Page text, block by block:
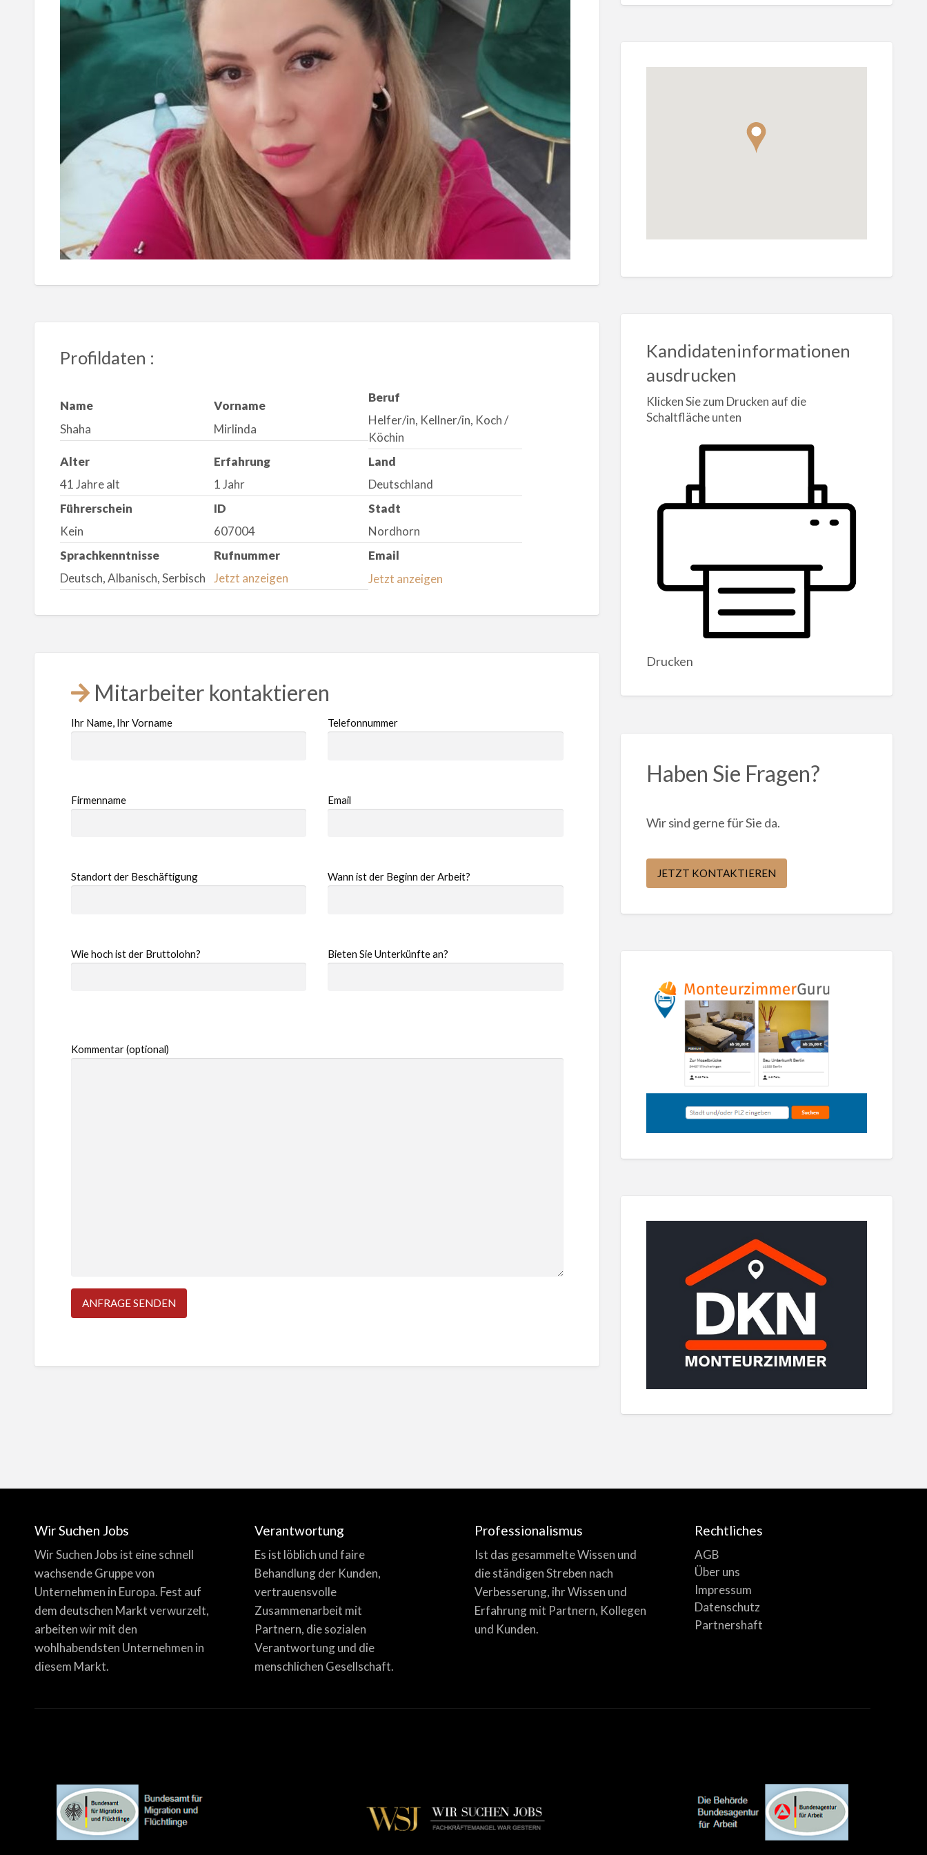
Profildaten :
Name
Shaha
Vorname
Mirlinda
Beruf
Helfer/in, Kellner/in, Koch /
Köchin
Alter
41 Jahre alt
Erfahrung
1 Jahr
Land
Deutschland
Führerschein
Kein
ID
607004
Stadt
Nordhorn
Sprachkenntnisse
Deutsch, Albanisch, Serbisch
Rufnummer
Jetzt anzeigen
Email
Jetzt anzeigen
Mitarbeiter kontaktieren
Ihr Name, Ihr Vorname
Firmenname
Standort der Beschäftigung
Wie hoch ist der Bruttolohn?
Telefonnummer
Email
Wann ist der Beginn der Arbeit?
Bieten Sie Unterkünfte an?
Kommentar (optional)
Kandidateninformationen
ausdrucken
Klicken Sie zum Drucken auf die
Schaltfläche unten
Drucken
Haben Sie Fragen?
Wir sind gerne für Sie da.
JETZT KONTAKTIEREN
Wir Suchen Jobs
Wir Suchen Jobs ist eine schnell
wachsende Gruppe von
Unternehmen in Europa. Fest auf
dem deutschen Markt verwurzelt,
arbeiten wir mit den
wohlhabendsten Unternehmen in
diesem Markt.
Verantwortung
Es ist löblich und faire
Behandlung der Kunden,
vertrauensvolle
Zusammenarbeit mit
Partnern, die sozialen
Verantwortung und die
menschlichen Gesellschaft.
Professionalismus
Ist das gesammelte Wissen und
die ständigen Streben nach
Verbesserung, ihr Wissen und
Erfahrung mit Partnern, Kollegen
und Kunden.
Rechtliches
AGB
Über uns
Impressum
Datenschutz
Partnershaft